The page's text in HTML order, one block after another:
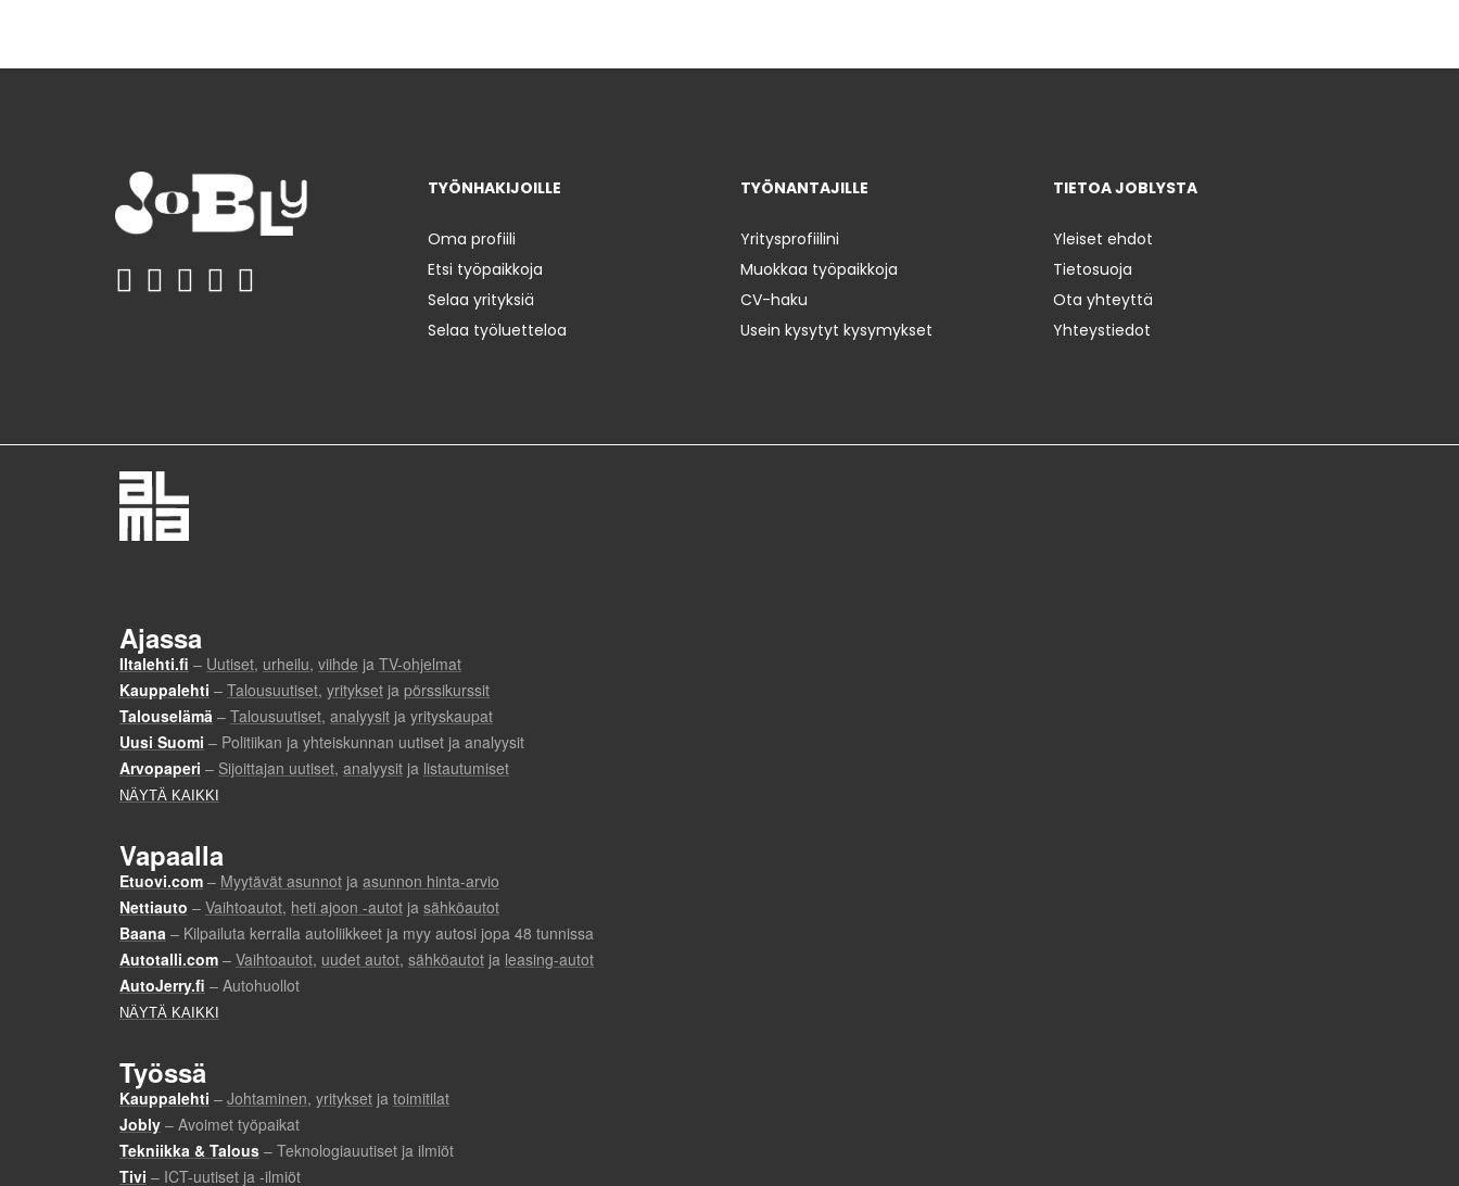
TYÖNHAKIJOILLE
Oma profiili
Etsi työpaikkoja
Selaa yrityksiä
Selaa työluetteloa
TYÖNANTAJILLE
Yritysprofiilini
Muokkaa työpaikkoja
CV-haku
Usein kysytyt kysymykset
TIETOA JOBLYSTA
Yleiset ehdot
Tietosuoja
Ota yhteyttä
Yhteystiedot